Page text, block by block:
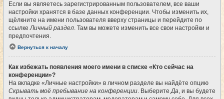
Если вы являетесь зарегистрированным пользователем, все ваши
настройки хранятся в базе данных конференции. Чтобы изменить их,
щёлкните на имени пользователя вверху страницы и перейдите по
ссылкеЛичный раздел. Там вы можете изменить все свои настройки и
предпочтения.
Вернуться к началу
Как избежать появления моего имени в списке «Кто сейчас на
конференции»?
На вкладке «Личные настройки» в личном разделе вы найдёте опцию
Скрывать моё пребывание на конференции. ВыберитеДа, и вы будете